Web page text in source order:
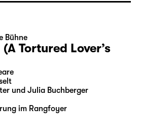
Bühne
Tortured Lover’s